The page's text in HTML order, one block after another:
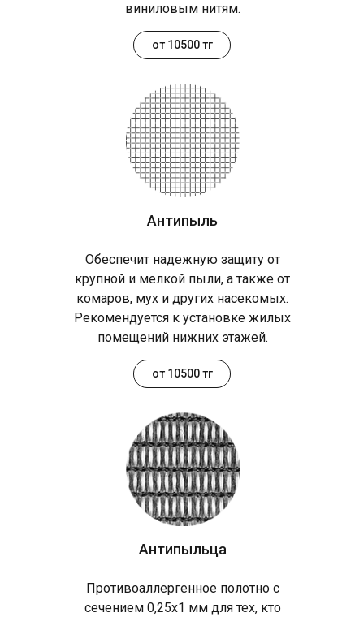
Антипыльца
Антипыль
виниловым нитям.
Противоаллергенное полотно с
сечением 0,25х1 мм для тех, кто
Обеспечит надежную защиту от
крупной и мелкой пыли, а также от
комаров, мух и других насекомых.
Рекомендуется к установке жилых
помещений нижних этажей.
от 10500 тг
от 10500 тг